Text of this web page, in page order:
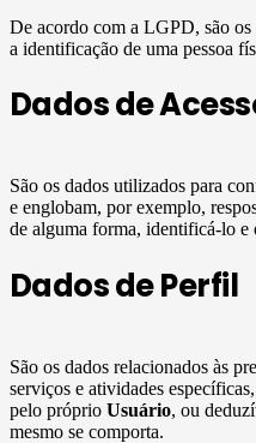
De acordo com a LGPD, são
a identificação de uma pessoa
Dados de
São os dados utilizados para
e englobam, por exemplo,
de alguma forma, identificá-lo e
Dados de Perfil
São os dados relacionados às
serviços e atividades
pelo próprio Usuário, ou
mesmo se comporta.